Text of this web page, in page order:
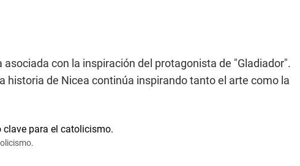
con la inspiración del protagonista de "Gladiador".
historia de Nicea continúa inspirando tanto el arte como la